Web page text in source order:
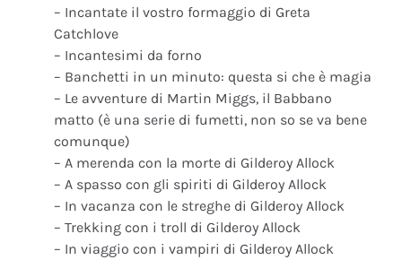
– Incantate il vostro formaggio di Greta
Catchlove
– Incantesimi da forno
– Banchetti in un minuto: questa si che è magia
– Le avventure di Martin Miggs, il Babbano
matto (è una serie di fumetti, non so se va bene
comunque)
– A merenda con la morte di Gilderoy Allock
– A spasso con gli spiriti di Gilderoy Allock
– In vacanza con le streghe di Gilderoy Allock
– Trekking con i troll di Gilderoy Allock
– In viaggio con i vampiri di Gilderoy Allock